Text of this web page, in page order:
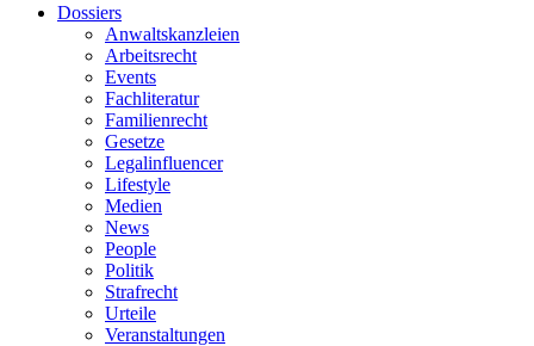
Dossiers
Anwaltskanzleien
Arbeitsrecht
Events
Fachliteratur
Familienrecht
Gesetze
Legalinfluencer
Lifestyle
Medien
News
People
Politik
Strafrecht
Urteile
Veranstaltungen